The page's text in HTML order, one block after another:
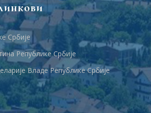
Србије
Републике Србије
Владе Републике Србије